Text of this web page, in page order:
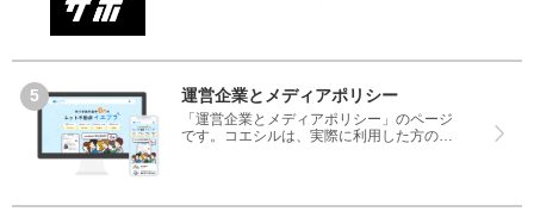
てください。
運営企業とメディアポリシー
「運営企業とメディアポリシー」のページ
です。コエシルは、実際に利用した方の口
なく、悪い口コミもしっかり掲載している